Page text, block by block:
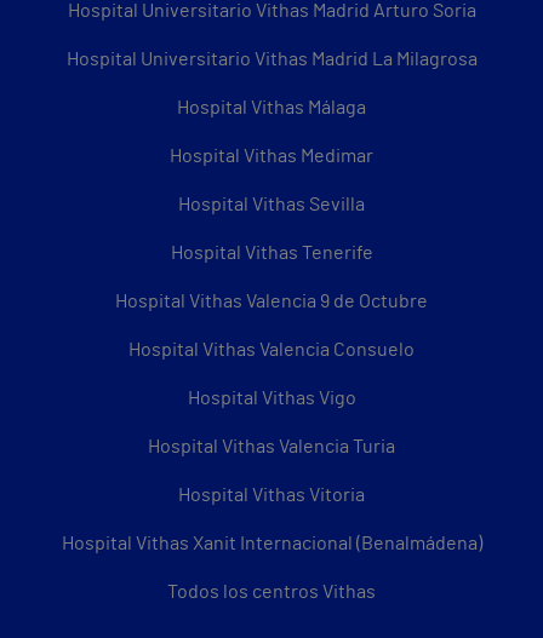
Hospital Universitario Vithas Madrid Arturo Soria
Hospital Universitario Vithas Madrid La Milagrosa
Hospital Vithas Málaga
Hospital Vithas Medimar
Hospital Vithas Sevilla
Hospital Vithas Tenerife
Hospital Vithas Valencia 9 de Octubre
Hospital Vithas Valencia Consuelo
Hospital Vithas Vigo
Hospital Vithas Valencia Turia
Hospital Vithas Vitoria
Hospital Vithas Xanit Internacional (Benalmádena)
Todos los centros Vithas